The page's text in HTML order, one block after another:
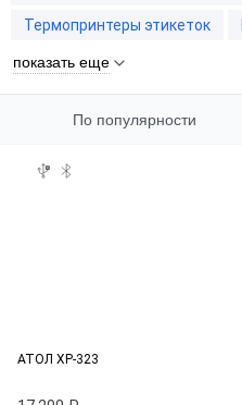
Термопринтеры этикеток
показать еще
По популярности
АТОЛ XP-323